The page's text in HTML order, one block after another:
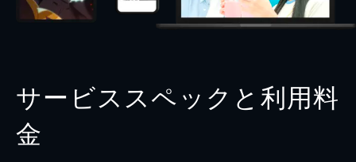
サービススペックと利用料
金